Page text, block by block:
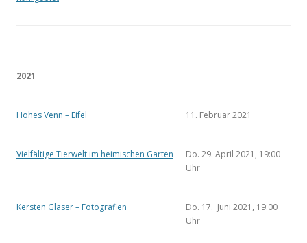
2021
Hohes Venn – Eifel 11. Februar 2021
Vielfältige Tierwelt im heimischen Garten
Do. 29. April 2021, 19:00
Uhr
Kersten Glaser – Fotografien
Do. 17. Juni 2021, 19:00
Uhr